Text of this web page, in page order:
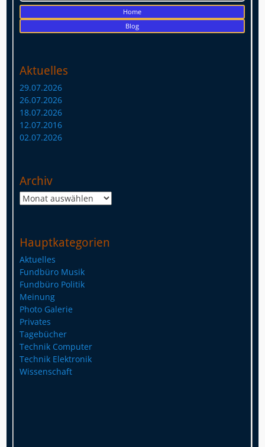
Home
Blog
Aktuelles
29.07.2026
26.07.2026
18.07.2026
12.07.2016
02.07.2026
Archiv
Archiv
Hauptkategorien
Aktuelles
Fundbüro Musik
Fundbüro Politik
Meinung
Photo Galerie
Privates
Tagebücher
Technik Computer
Technik Elektronik
Wissenschaft